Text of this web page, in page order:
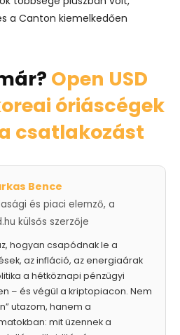
a Canton kiemelkedően
Open USD
óriáscégek
csatlakozást
Bence
és piaci elemző, a
külsős szerzője
hogyan csapódnak le a
az infláció, az energiaárak
a hétköznapi pénzügyi
– és végül a kriptopiacon. Nem
utazom, hanem a
mit üzennek a